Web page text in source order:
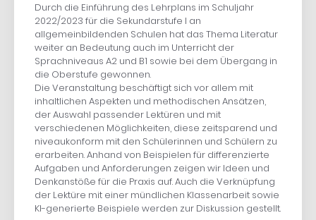
Durch die Einführung des Lehrplans im Schuljahr
2022/2023 für die Sekundarstufe I an
allgemeinbildenden Schulen hat das Thema Literatur
weiter an Bedeutung auch im Unterricht der
Sprachniveaus A2 und B1 sowie bei dem Übergang in
die Oberstufe gewonnen.
Die Veranstaltung beschäftigt sich vor allem mit
inhaltlichen Aspekten und methodischen Ansätzen,
der Auswahl passender Lektüren und mit
verschiedenen Möglichkeiten, diese zeitsparend und
niveaukonform mit den Schülerinnen und Schülern zu
erarbeiten. Anhand von Beispielen für differenzierte
Aufgaben und Anforderungen zeigen wir Ideen und
Denkanstöße für die Praxis auf. Auch die Verknüpfung
der Lektüre mit einer mündlichen Klassenarbeit sowie
KI-generierte Beispiele werden zur Diskussion gestellt.